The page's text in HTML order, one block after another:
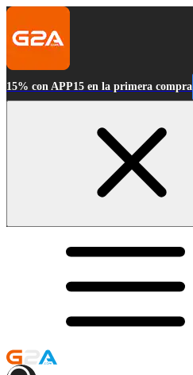
15% con APP15 en la primera compra